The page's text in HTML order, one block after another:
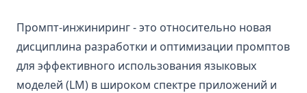
mixtral-8x22b
Риски и неправильное использование
Противоборствующий промптинг
Промпт-инжиниринг - это относительно новая
дисциплина разработки и оптимизации промптов
для эффективного использования языковых
моделей (LM) в широком спектре приложений и